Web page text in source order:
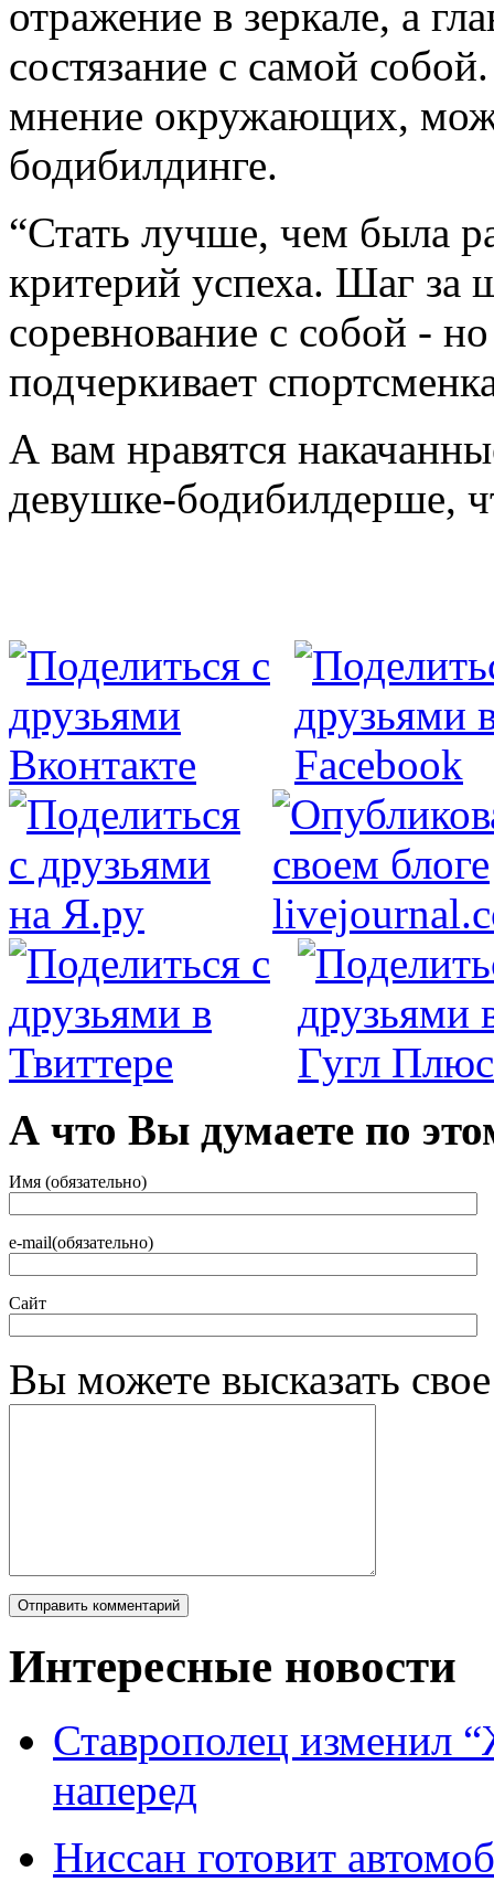
отражение в зеркале, а
состязание с самой
мнение окружающих,
бодибилдинге.
“Стать лучше, чем была
критерий успеха. Шаг за
соревнование с собой -
подчеркивает
А вам нравятся
девушке-бодибилдерше,
А что Вы думаете по
Имя (обязательно)
e-mail(обязательно)
Сайт
Вы можете высказать
Интересные новости
Ставрополец изменил
наперед
Ниссан готовит